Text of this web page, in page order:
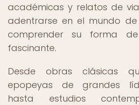
académicas y relatos de
adentrarse en el mundo
comprender su forma
fascinante.
Desde obras clásicas
epopeyas de grandes
hasta estudios